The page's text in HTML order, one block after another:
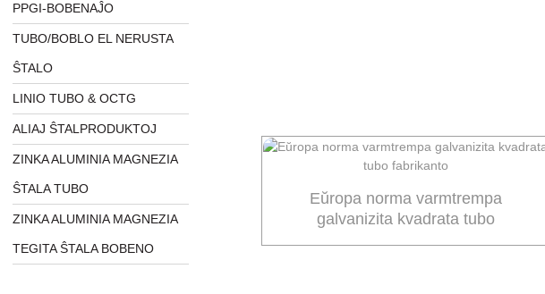
PPGI-BOBENAĴO
TUBO/BOBLO EL NERUSTA
ŜTALO
LINIO TUBO & OCTG
ALIAJ ŜTALPRODUKTOJ
ZINKA ALUMINIA MAGNEZIA
ŜTALA TUBO
ZINKA ALUMINIA MAGNEZIA
TEGITA ŜTALA BOBENO
Eŭropa norma varmtrempa
galvanizita kvadrata tubo